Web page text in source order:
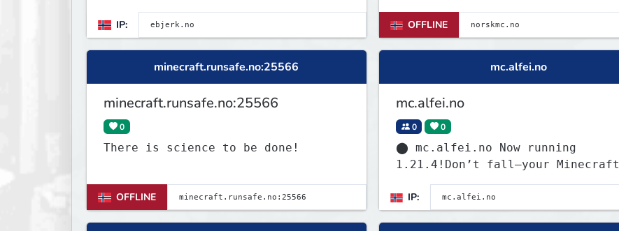
IP: OFFLINE
minecraft.runsafe.no:25566
minecraft.runsafe.no:25566
0
There is science to be done!
OFFLINE
mc.alfei.no
mc.alfei.no
0 0
⬤ mc.alfei.no Now running
1.21.4!Don’t fall—your Minecraft
legs aren’t insured.
IP: